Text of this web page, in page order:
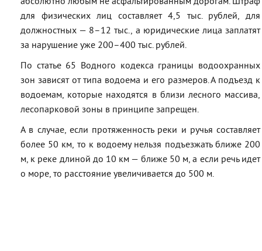
для физических лиц составляет 4,5 тыс. рублей, для
должностных — 8–12 тыс., а юридические лица заплатят
за нарушение уже 200–400 тыс. рублей.
По статье 65 Водного кодекса границы водоохранных
зон зависят от типа водоема и его размеров. А подъезд к
водоемам, которые находятся в близи лесного массива,
лесопарковой зоны в принципе запрещен.
А в случае, если протяженность реки и ручья составляет
более 50 км, то к водоему нельзя подъезжать ближе 200
м, к реке длиной до 10 км — ближе 50 м, а если речь идет
о море, то расстояние увеличивается до 500 м.